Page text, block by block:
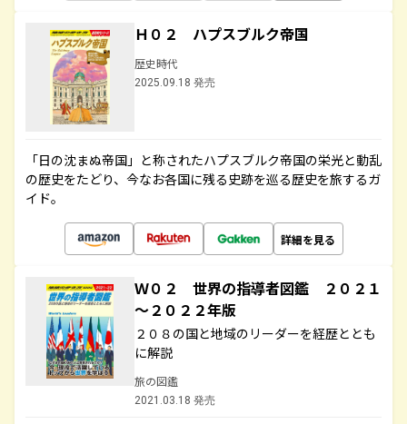
Ｈ０２ ハプスブルク帝国
歴史時代
2025.09.18 発売
「日の沈まぬ帝国」と称されたハプスブルク帝国の栄光と動乱
の歴史をたどり、今なお各国に残る史跡を巡る歴史を旅するガ
イド。
詳細を見る
Ｗ０２ 世界の指導者図鑑 ２０２１
～２０２２年版
２０８の国と地域のリーダーを経歴ととも
に解説
旅の図鑑
2021.03.18 発売